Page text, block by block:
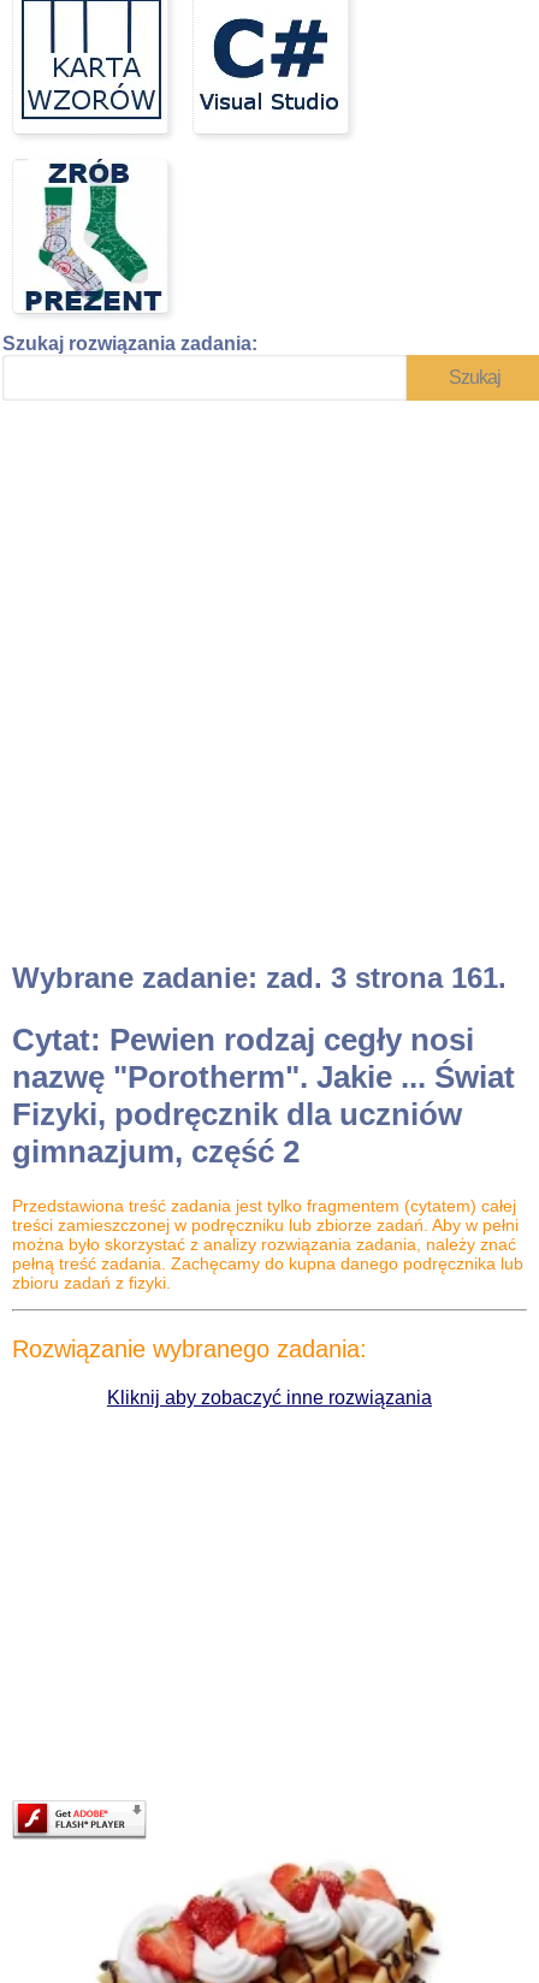
Szukaj rozwiązania zadania:
Wybrane zadanie: zad. 3 strona 161.
Cytat: Pewien rodzaj cegły nosi
nazwę "Porotherm". Jakie ... Świat
Fizyki, podręcznik dla uczniów
gimnazjum, część 2
Przedstawiona treść zadania jest tylko fragmentem (cytatem) całej
treści zamieszczonej w podręczniku lub zbiorze zadań. Aby w pełni
można było skorzystać z analizy rozwiązania zadania, należy znać
pełną treść zadania. Zachęcamy do kupna danego podręcznika lub
zbioru zadań z fizyki.
Rozwiązanie wybranego zadania:
Kliknij aby zobaczyć inne rozwiązania